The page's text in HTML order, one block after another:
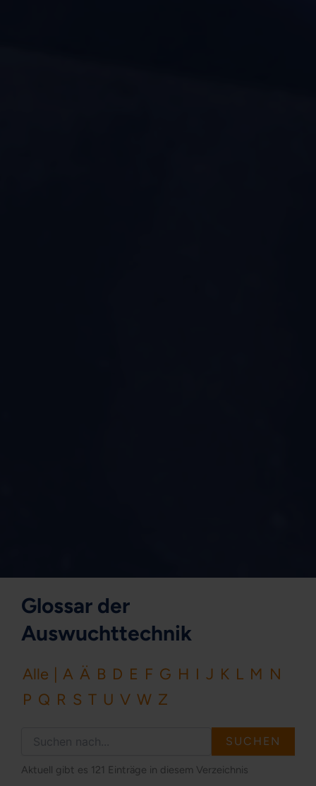
Glossar der
Auswuchttechnik
Alle A Ä B D E F G H I J K L M N
P Q R S T U V W Z
Aktuell gibt es 121 Einträge in diesem Verzeichnis